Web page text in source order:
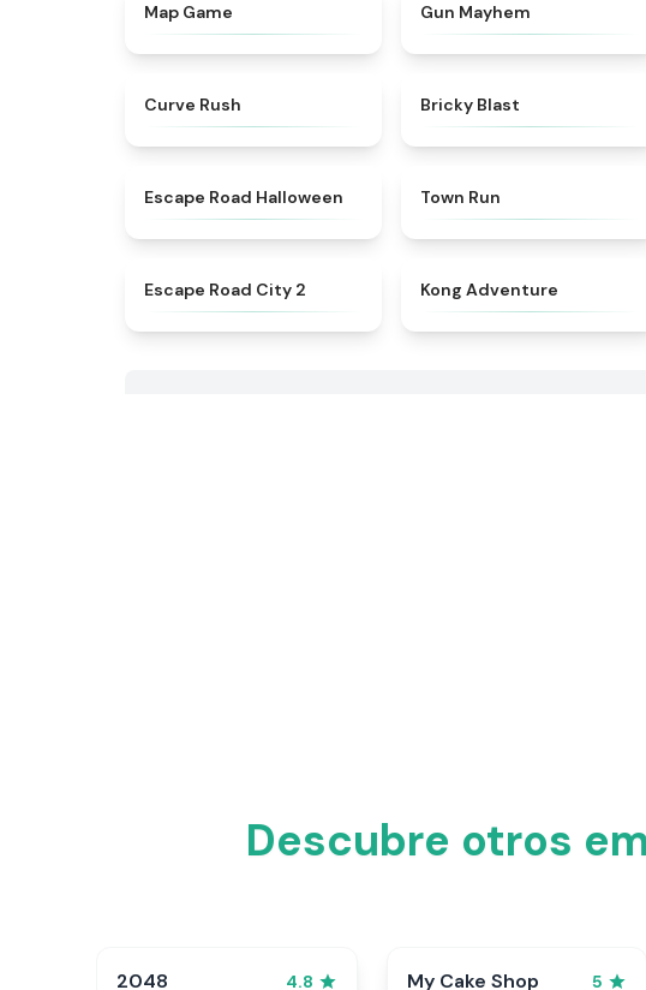
Map Game Gun Mayhem
Curve Rush Bricky Blast
Escape Road Halloween Town Run
Escape Road City 2 Kong Adventure
Descubre otros
2048 4.8 My Cake Shop 5